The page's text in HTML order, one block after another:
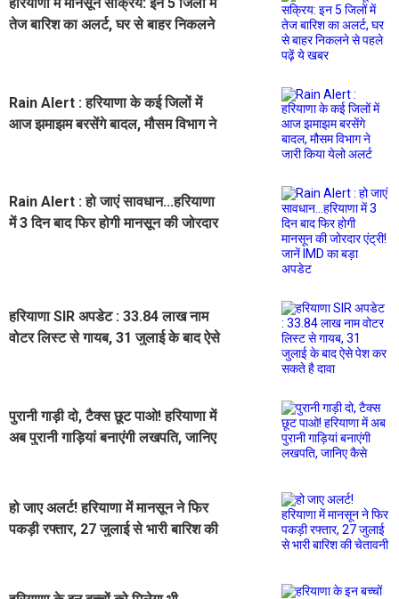
तेज बारिश का अलर्ट, घर से बाहर निकलने
Rain Alert : हरियाणा के कई जिलों में
आज झमाझम बरसेंगे बादल, मौसम विभाग ने
Rain Alert : हो जाएं सावधान...हरियाणा
में 3 दिन बाद फिर होगी मानसून की जोरदार
हरियाणा SIR अपडेट : 33.84 लाख नाम
वोटर लिस्ट से गायब, 31 जुलाई के बाद ऐसे
पुरानी गाड़ी दो, टैक्स छूट पाओ! हरियाणा में
अब पुरानी गाड़ियां बनाएंगी लखपति, जानिए
हो जाए अलर्ट! हरियाणा में मानसून ने फिर
पकड़ी रफ्तार, 27 जुलाई से भारी बारिश की